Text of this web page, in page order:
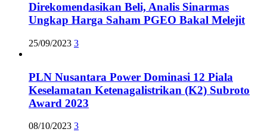
Direkomendasikan Beli, Analis Sinarmas
Ungkap Harga Saham PGEO Bakal Melejit
25/09/2023 3
PLN Nusantara Power Dominasi 12 Piala
Keselamatan Ketenagalistrikan (K2) Subroto
Award 2023
08/10/2023 3